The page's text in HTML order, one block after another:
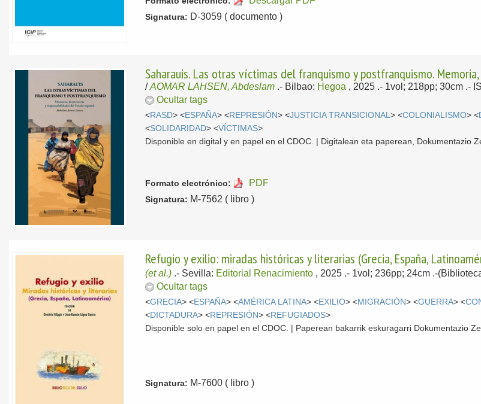
Signatura: D-3059 ( documento )
Saharauis. Las otras víctimas del franquismo y postfranquismo.
/AOMAR LAHSEN, Abdeslam .- Bilbao: Hegoa , 2025 .- 1vol; 218pp; 30cm .-
Ocultar tags
<RASD> <ESPAÑA> <REPRESIÓN> <JUSTICIA TRANSICIONAL> <COLONIALISMO> <
<SOLIDARIDAD> <VÍCTIMAS>
Disponible en digital y en papel en el CDOC. | Digitalean eta paperean, Dokumentazio
Formato electrónico: PDF
Signatura: M-7562 ( libro )
Refugio y exilio: miradas históricas y literarias (Grecia, España,
(et al.) .- Sevilla: Editorial Renacimiento , 2025 .- 1vol; 236pp; 24cm .-
Ocultar tags
<GRECIA> <ESPAÑA> <AMÉRICA LATINA> <EXILIO> <MIGRACIÓN> <GUERRA> <
<DICTADURA> <REPRESIÓN> <REFUGIADOS>
Disponible solo en papel en el CDOC. | Paperean bakarrik eskuragarri Dokumentazio
Signatura: M-7600 ( libro )